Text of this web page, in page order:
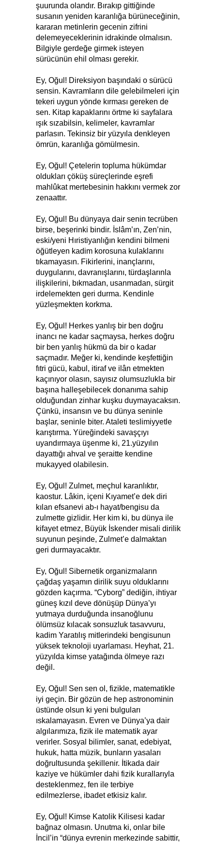
şuurunda olandır. Bırakıp gittiğinde
susanın yeniden karanlığa bürüneceğinin,
kararan metinlerin gecenin zifrini
delemeyeceklerinin idrakinde olmalısın.
Bilgiyle gerdeğe girmek isteyen
sürücünün ehil olması gerekir.
Ey, Oğul! Direksiyon başındaki o sürücü
sensin. Kavramların dile gelebilmeleri için
tekeri uygun yönde kırması gereken de
sen. Kitap kapaklarını örtme ki sayfalara
ışık sızabilsin, kelimeler, kavramlar
parlasın. Tekinsiz bir yüzyıla denkleyen
ömrün, karanlığa gömülmesin.
Ey, Oğul! Çetelerin topluma hükümdar
oldukları çöküş süreçlerinde eşrefi
mahlûkat mertebesinin hakkını vermek zor
zenaattır.
Ey, Oğul! Bu dünyaya dair senin tecrüben
birse, beşerinki bindir. İslâm’ın, Zen’nin,
eski/yeni Hıristiyanlığın kendini bilmeni
öğütleyen kadim korosuna kulaklarını
tıkamayasın. Fikirlerini, inançlarını,
duygularını, davranışlarını, türdaşlarınla
ilişkilerini, bıkmadan, usanmadan, sürgit
irdelemekten geri durma. Kendinle
yüzleşmekten korkma.
Ey, Oğul! Herkes yanlış bir ben doğru
inancı ne kadar saçmaysa, herkes doğru
bir ben yanlış hükmü da bir o kadar
saçmadır. Meğer ki, kendinde keşfettiğin
fıtri gücü, kabul, itiraf ve ilân etmekten
kaçınıyor olasın, sayısız olumsuzlukla bir
başına halleşebilecek donanıma sahip
olduğundan zinhar kuşku duymayacaksın.
Çünkü, insansın ve bu dünya seninle
başlar, seninle biter. Ataleti teslimiyyetle
karıştırma. Yüreğindeki savaşçıyı
uyandırmaya üşenme ki, 21.yüzyılın
dayattığı ahval ve şeraitte kendine
mukayyed olabilesin.
Ey, Oğul! Zulmet, meçhul karanlıktır,
kaostur. Lâkin, içeni Kıyamet’e dek diri
kılan efsanevi ab-ı hayat/bengisu da
zulmette gizlidir. Her kim ki, bu dünya ile
kifayet etmez, Büyük İskender misali dirilik
suyunun peşinde, Zulmet’e dalmaktan
geri durmayacaktır.
Ey, Oğul! Sibernetik organizmaların
çağdaş yaşamın dirilik suyu olduklarını
gözden kaçırma. “Cyborg” dediğin, ihtiyar
güneş kızıl deve dönüşüp Dünya’yı
yutmaya durduğunda insanoğlunu
ölümsüz kılacak sonsuzluk tasavvuru,
kadim Yaratılış mitlerindeki bengisunun
yüksek teknoloji uyarlaması. Heyhat, 21.
yüzyılda kimse yatağında ölmeye razı
değil.
Ey, Oğul! Sen sen ol, fizikle, matematikle
iyi geçin. Bir gözün de hep astronominin
üstünde olsun ki yeni bulguları
ıskalamayasın. Evren ve Dünya’ya dair
algılarımıza, fizik ile matematik ayar
verirler. Sosyal bilimler, sanat, edebiyat,
hukuk, hatta müzik, bunların yasaları
doğrultusunda şekillenir. İtikada dair
kaziye ve hükümler dahi fizik kurallarıyla
desteklenmez, fen ile terbiye
edilmezlerse, ibadet etkisiz kalır.
Ey, Oğul! Kimse Katolik Kilisesi kadar
bağnaz olmasın. Unutma ki, onlar bile
İncil’in “dünya evrenin merkezinde sabittir,